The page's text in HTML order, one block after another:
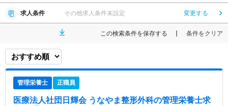
求人条件 その他求人条件未設定 変更する
この検索条件を保存する 条件をクリア
管理栄養士 正職員
医療法人社団日輝会 うなやま整形外科の管理栄養士求